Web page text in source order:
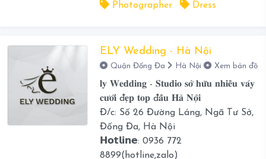
Photographer
Dress
ELY Wedding - Hà Nội
Quận Đống Đa Hà Nội Xem bản đồ
𝐥𝐲 𝐖𝐞𝐝𝐝𝐢𝐧𝐠 - 𝐒𝐭𝐮𝐝𝐢𝐨 𝐬𝐨̛̉ 𝐡𝐮̛̃𝐮 𝐧𝐡𝐢𝐞̂̀𝐮 𝐯𝐚́𝐲
𝐜𝐮̛𝐨̛́𝐢 đ𝐞̣𝐩 𝐭𝐨𝐩 đ𝐚̂̀𝐮 𝐇𝐚̀ 𝐍𝐨̣̂𝐢
Đ/c: Số 26 Đường Láng, Ngã Tư Sở,
Đống Đa, Hà Nội
𝗛𝗼𝘁𝗹𝗶𝗻𝗲: 0936 772
8899(hotline,zalo)